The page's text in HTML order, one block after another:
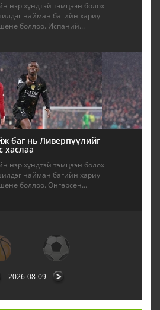
нэр хүндтэй тэмцээн болох
найман багийн хариу
боллоо. Испаний...
баг нь Ливерпүүлийг
хаслаа
нэр хүндтэй тэмцээн болох
найман багийн хариу
боллоо. Өнгөрсөн...
2026-08-09